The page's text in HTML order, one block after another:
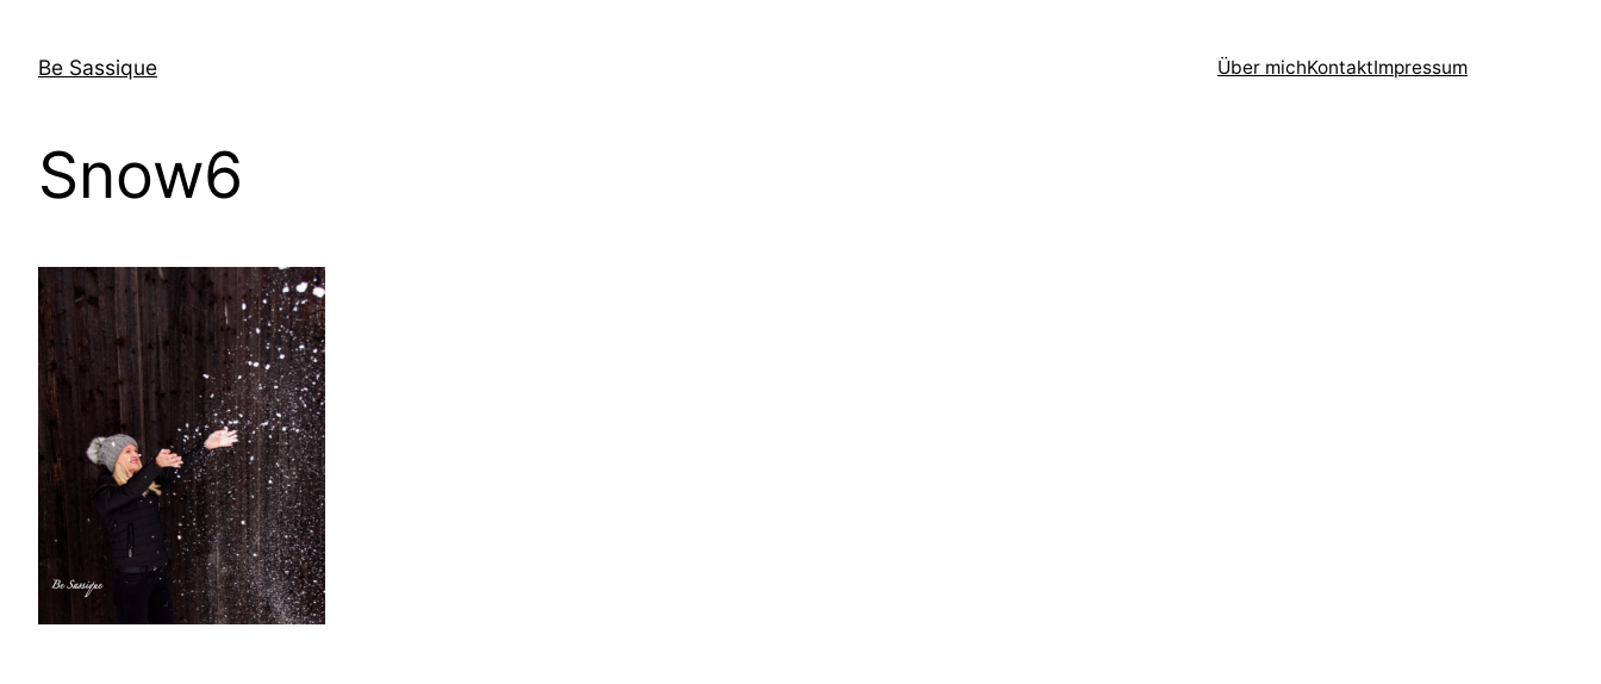
contentBe Sassique Über michKontaktImpressum
Snow6